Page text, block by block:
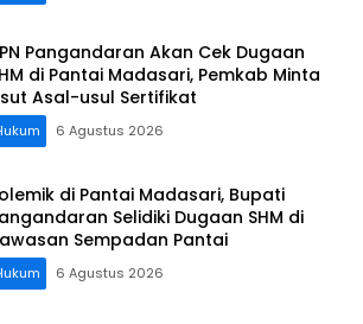
Pangandaran Akan Cek Dugaan
di Pantai Madasari, Pemkab Minta
Asal-usul Sertifikat
6 Agustus 2026
di Pantai Madasari, Bupati
Selidiki Dugaan SHM di
Sempadan Pantai
6 Agustus 2026